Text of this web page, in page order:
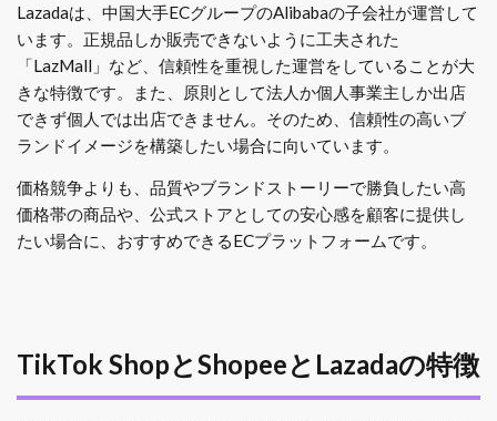
Lazadaは、中国大手ECグループのAlibabaの子会社が運営して
います。正規品しか販売できないように工夫された
「LazMall」など、信頼性を重視した運営をしていることが大
きな特徴です。また、原則として法人か個人事業主しか出店
できず個人では出店できません。そのため、信頼性の高いブ
ランドイメージを構築したい場合に向いています。
価格競争よりも、品質やブランドストーリーで勝負したい高
価格帯の商品や、公式ストアとしての安心感を顧客に提供し
たい場合に、おすすめできるECプラットフォームです。
TikTok ShopとShopeeとLazadaの特徴